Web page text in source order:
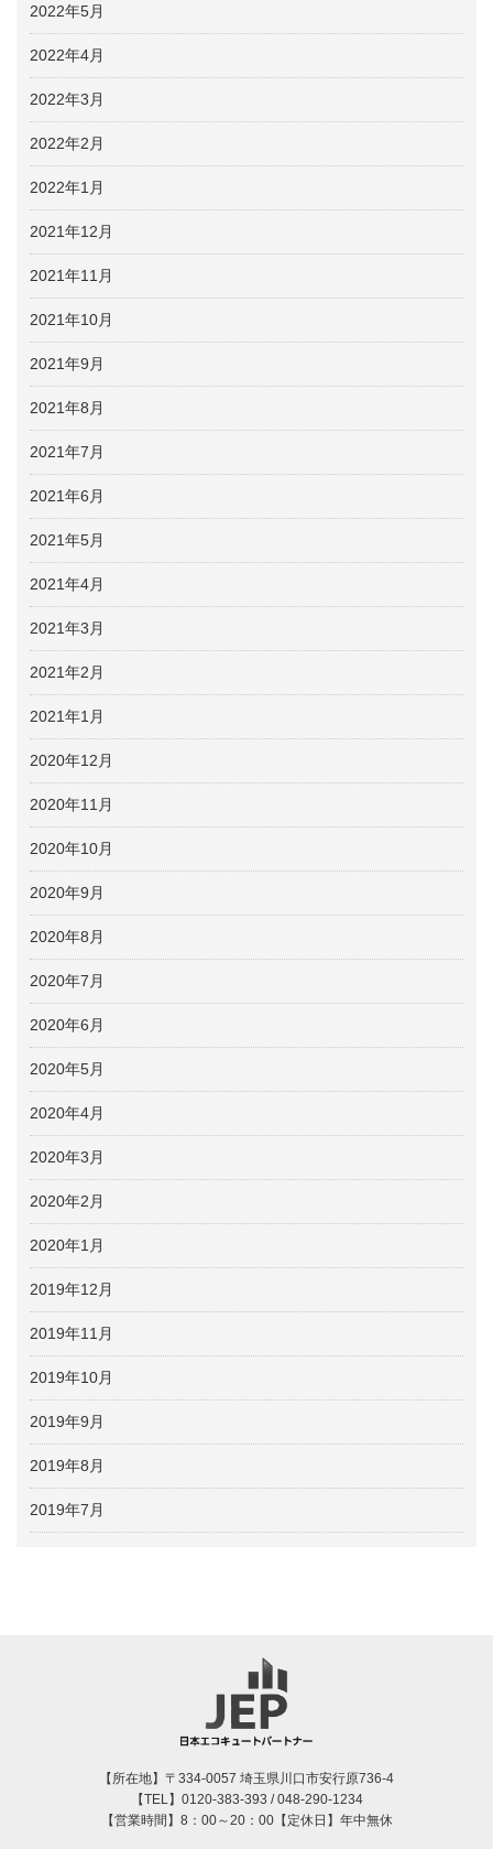
2022年5月
2022年4月
2022年3月
2022年2月
2022年1月
2021年12月
2021年11月
2021年10月
2021年9月
2021年8月
2021年7月
2021年6月
2021年5月
2021年4月
2021年3月
2021年2月
2021年1月
2020年12月
2020年11月
2020年10月
2020年9月
2020年8月
2020年7月
2020年6月
2020年5月
2020年4月
2020年3月
2020年2月
2020年1月
2019年12月
2019年11月
2019年10月
2019年9月
2019年8月
2019年7月
【所在地】〒334-0057 埼玉県川口市安行原736-4
【TEL】0120-383-393 / 048-290-1234
【営業時間】8：00～20：00【定休日】年中無休